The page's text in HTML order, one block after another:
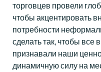
торговцев провели
чтобы акцентировать
потребности
сделать так, чтобы
признавали наши
динамичную силу на